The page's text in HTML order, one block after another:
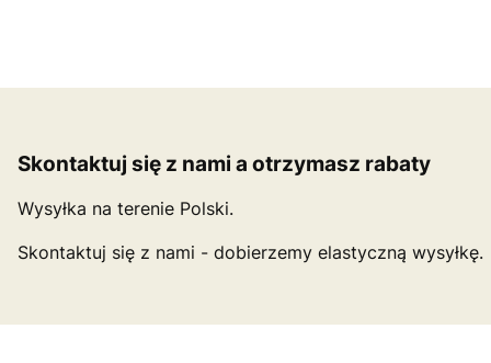
Skontaktuj się z nami a otrzymasz rabaty
Wysyłka na terenie Polski.
Skontaktuj się z nami - dobierzemy elastyczną wysyłkę.